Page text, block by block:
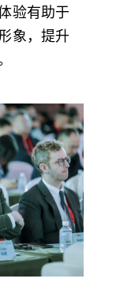
验有助于
象，提升